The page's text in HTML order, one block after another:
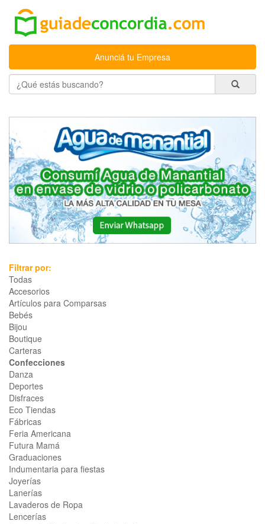
Anunciá tu Empresa
Filtrar por:
Todas
Accesorios
Artículos para Comparsas
Bebés
Bijou
Boutique
Carteras
Confecciones
Danza
Deportes
Disfraces
Eco Tiendas
Fábricas
Feria Americana
Futura Mamá
Graduaciones
Indumentaria para fiestas
Joyerías
Lanerías
Lavaderos de Ropa
Lencerías